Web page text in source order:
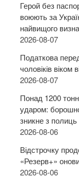
Герой без
воюють за
найвищого
2026-08-07
Податкова
чоловіків віком
2026-08-07
Понад 1200
ударом:
зникне з полиць
2026-08-06
Відстрочку
«Резерв+»
2026-08-06